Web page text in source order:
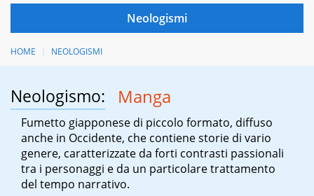
HOME NEOLOGISMI
Neologismo: Manga
Fumetto giapponese di piccolo formato, diffuso
anche in Occidente, che contiene storie di vario
genere, caratterizzate da forti contrasti passionali
tra i personaggi e da un particolare trattamento
del tempo narrativo.